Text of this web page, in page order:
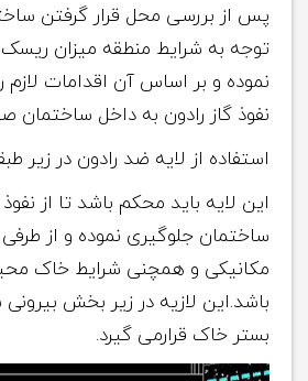
پس از بررسی محل قرار گرفتن
توجه به شرایط منطقه میزان ریسک
نموده و بر اساس آن اقدامات لازم
نفوذ گاز رادون به داخل ساختمان
استفاده از لایه ضد رادون در زیر
این لایه باید محکم باشد تا از
ساختمان جلوگیری نموده و از طرفی
مکانیکی و همچنی شرایط خاک
باشد.این لازیه در زیر بخش
بستر خاک قرارمی گیرد.